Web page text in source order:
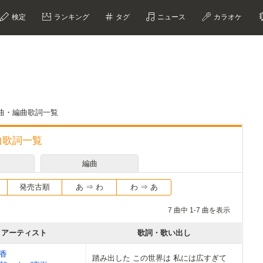
検定 ランキング タグ ニュース カラオケ
・編曲歌詞一覧
詞一覧
編曲
発売古順 あ ⇒ わ わ ⇒ あ
7 曲中 1-7 曲を表示
アーティスト 歌詞・歌い出し
踏み出した この世界は 私には広すぎて